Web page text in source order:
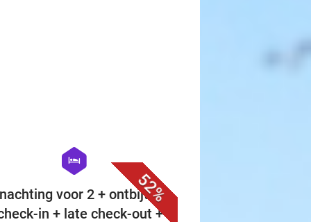
52%
hexagon
hotel
voor 2 + ontbijt +
in + late check-out +